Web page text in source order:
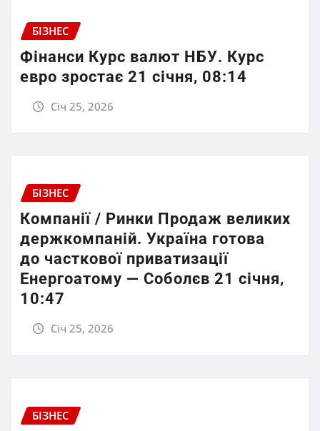
БІЗНЕС
Фінанси Курс валют НБУ. Курс
евро зростає 21 січня, 08:14
Січ 25, 2026
БІЗНЕС
Компанії / Ринки Продаж великих
держкомпаній. Україна готова
до часткової приватизації
Енергоатому — Соболєв 21 січня,
10:47
Січ 25, 2026
БІЗНЕС